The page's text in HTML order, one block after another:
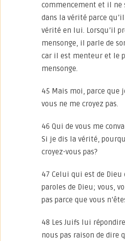
commencement et il ne
dans la vérité parce qu’il
vérité en lui. Lorsqu’il
mensonge, il parle de
car il est menteur et le
mensonge.
45 Mais moi, parce que
vous ne me croyez pas.
46 Qui de vous me
Si je dis la vérité,
croyez-vous pas?
47 Celui qui est de Dieu
paroles de Dieu; vous,
pas parce que vous
48 Les Juifs lui
nous pas raison de dire